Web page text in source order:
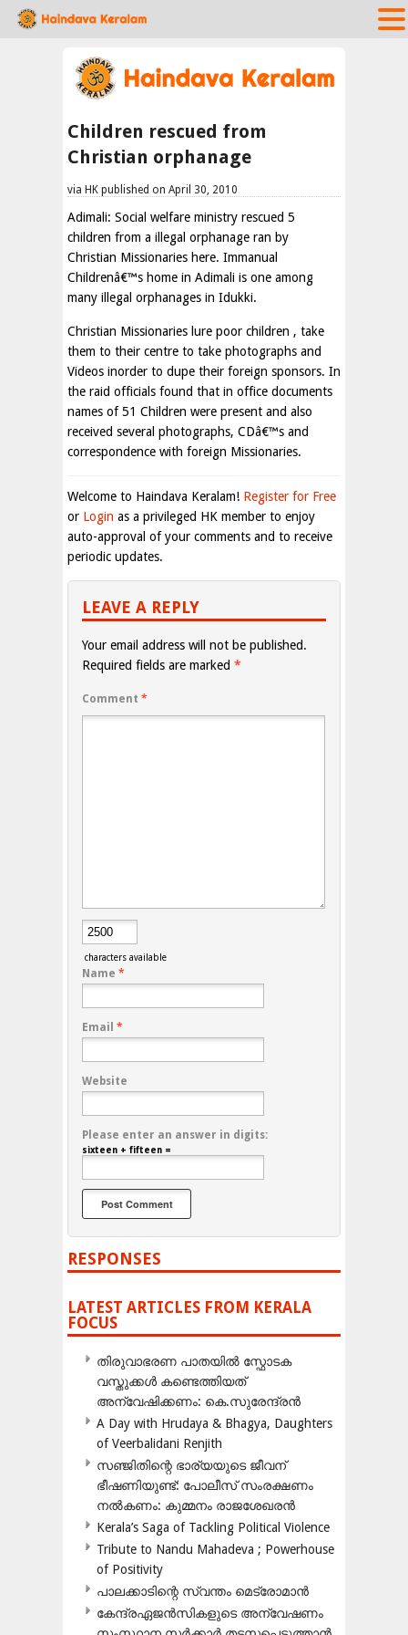
Children rescued from
Christian orphanage
via HK published on April 30, 2010
Adimali: Social welfare ministry rescued 5
children from a illegal orphanage ran by
Christian Missionaries here. Immanual
Childrenâ€™s home in Adimali is one among
many illegal orphanages in Idukki.
Christian Missionaries lure poor children , take
them to their centre to take photographs and
Videos inorder to dupe their foreign sponsors. In
the raid officials found that in office documents
names of 51 Children were present and also
received several photographs, CDâ€™s and
correspondence with foreign Missionaries.
Welcome to Haindava Keralam! Register for Free
or Login as a privileged HK member to enjoy
auto-approval of your comments and to receive
periodic updates.
LEAVE A REPLY
Your email address will not be published.
Required fields are marked *
Comment *
characters available
Name *
Email *
Website
Please enter an answer in digits:
sixteen + fifteen =
RESPONSES
LATEST ARTICLES FROM KERALA
FOCUS
തിരുവാഭരണ പാതയിൽ സ്ഫോടക
വസ്തുക്കൾ കണ്ടെത്തിയത്
അന്വേഷിക്കണം: കെ.സുരേന്ദ്രൻ
A Day with Hrudaya & Bhagya, Daughters
of Veerbalidani Renjith
സഞ്ജിതിന്റെ ഭാര്യയുടെ ജീവന്
ഭീഷണിയുണ്ട്: പോലീസ് സംരക്ഷണം
നൽകണം: കുമ്മനം രാജശേഖരൻ
Kerala’s Saga of Tackling Political Violence
Tribute to Nandu Mahadeva ; Powerhouse
of Positivity
പാലക്കാടിന്റെ സ്വന്തം മെട്രോമാൻ
കേന്ദ്രഏജൻസികളുടെ അന്വേഷണം